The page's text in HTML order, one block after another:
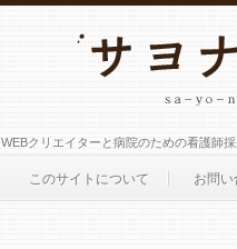
WEBクリエイターと病院のための看護師
このサイトについて お問